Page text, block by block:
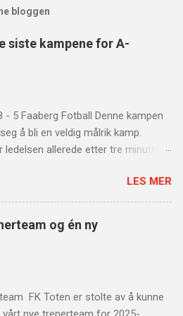
bloggen
siste kampene for A-
- 5 Faaberg Fotball Denne kampen
å bli en veldig målrik kamp.
ledelsen allerede etter tre minutter
Vi scorer fire mål på 20
var Tammy x2, Mads
Fodstad. Før pause får
et mål, som gjør at stillingen er 4-2
ved Tammy igjen. Etter dette er
før Faaberg scorer en gang til
LES MER
og én ny
FK Toten er stolte av å kunne